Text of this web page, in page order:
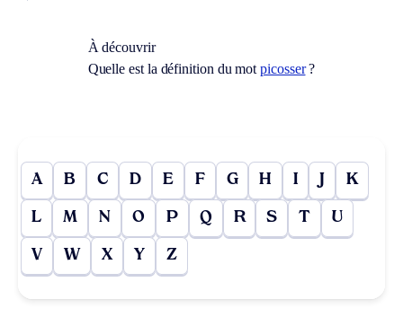
À découvrir
Quelle est la définition du motpicosser?
A B C D E F G H I J K
L M N O P Q R S T U
V W X Y Z